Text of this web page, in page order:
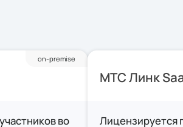
CommuniGate Pro
ВКС на МТС Линк
и другие через API
on-premise
во
МТС Линк
Лицензируется